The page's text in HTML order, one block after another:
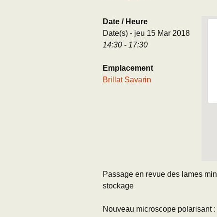
Documents (accès
restreint)
Date / Heure
Date(s) - jeu 15 Mar 2018
14:30 - 17:30
Emplacement
Brillat Savarin
Passage en revue des lames
stockage
Nouveau microscope polarisant